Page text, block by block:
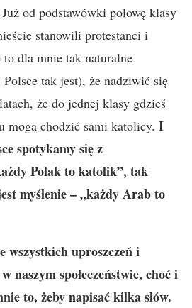
Już od podstawówki połowę klasy
stanowili protestanci i
to dla mnie tak naturalne
Polsce tak jest), że nadziwić się
że do jednej klasy gdzieś
mogą chodzić sami katolicy. I
spotykamy się z
Polak to katolik”, tak
myślenie – „każdy Arab to
wszystkich uproszczeń i
naszym społeczeństwie, choć i
to, żeby napisać kilka słów.